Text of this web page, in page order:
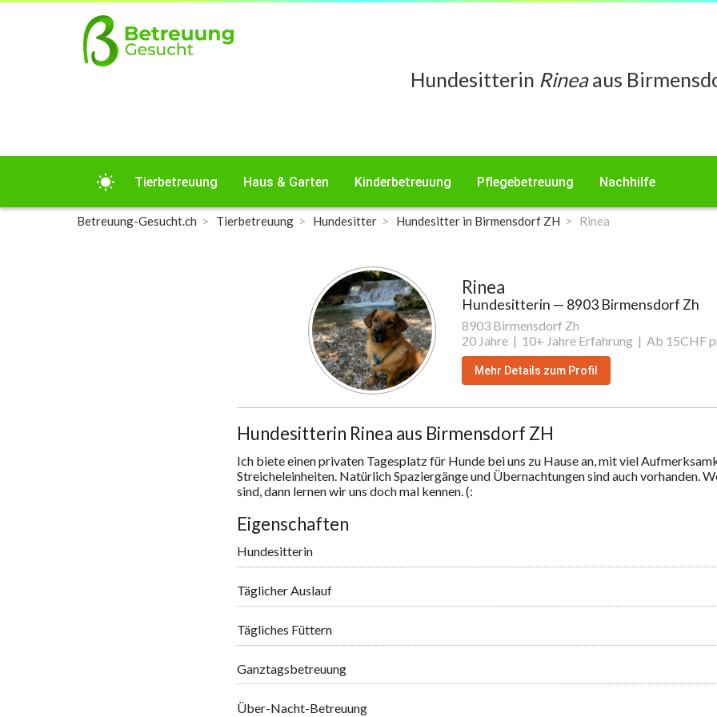
Hundesitterin Rineaaus
wb_sunny Tierbetreuung Haus & Garten Kinderbetreuung Pflegebetreuung Nachhilfe
Betreuung-Gesucht.ch Tierbetreuung Hundesitter Hundesitter in Birmensdorf ZH Rinea
Rinea
Hundesitterin — 8903 Birmensdorf Zh
8903 Birmensdorf Zh
20 Jahre | 10+ Jahre Erfahrung | Ab 15CHF
Mehr Details zum Profil
Hundesitterin Rinea aus Birmensdorf ZH
Ich biete einen privaten Tagesplatz für Hunde bei uns zu Hause an, mit viel
Streicheleinheiten. Natürlich Spaziergänge und Übernachtungen sind auch vorhanden.
sind, dann lernen wir uns doch mal kennen. (:
Eigenschaften
Hundesitterin
Täglicher Auslauf
Tägliches Füttern
Ganztagsbetreuung
Über-Nacht-Betreuung